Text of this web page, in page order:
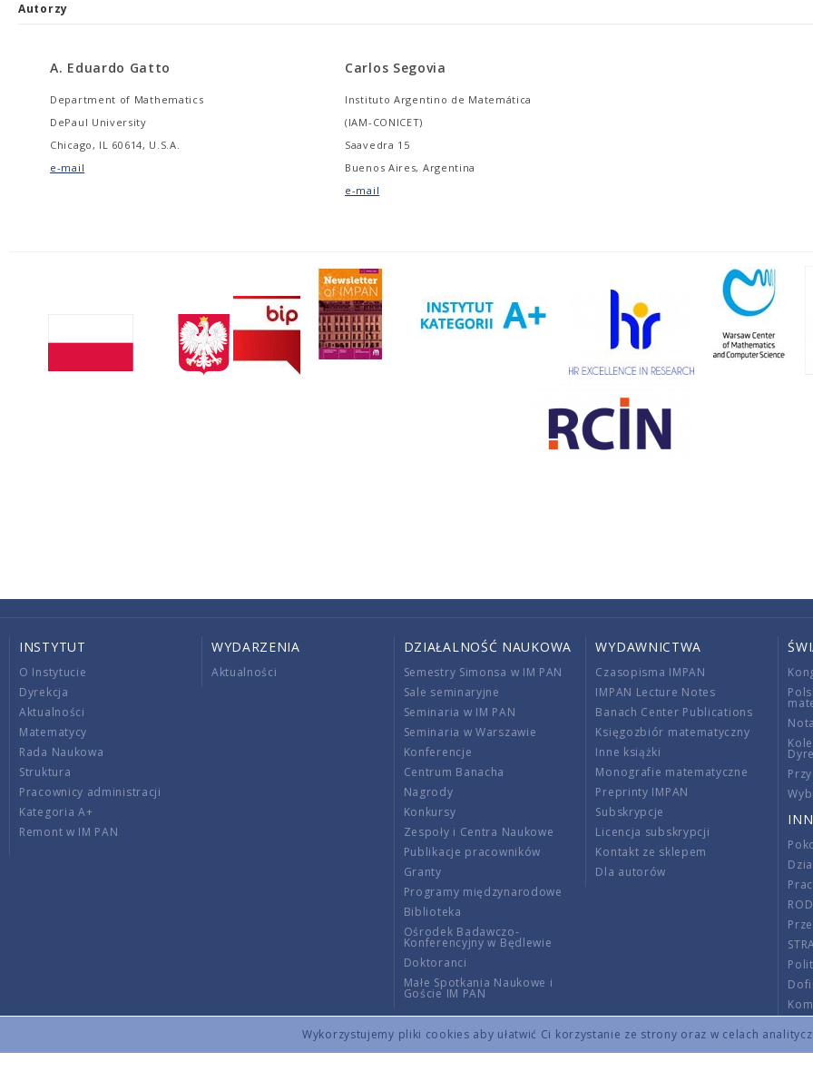
Wykorzystujemy pliki cookies aby ułatwić Ci korzystanie ze strony oraz w celach
Autorzy
A. Eduardo Gatto
Department of Mathematics
DePaul University
Chicago, IL 60614, U.S.A.
e-mail
Carlos Segovia
Instituto Argentino de Matemática
(IAM-CONICET)
Saavedra 15
Buenos Aires, Argentina
e-mail
INSTYTUT
O Instytucie
Dyrekcja
Aktualności
Matematycy
Rada Naukowa
Struktura
Pracownicy administracji
Kategoria A+
Remont w IM PAN
WYDARZENIA
Aktualności
DZIAŁALNOŚĆ NAUKOWA
Semestry Simonsa w IM PAN
Sale seminaryjne
Seminaria w IM PAN
Seminaria w Warszawie
Konferencje
Centrum Banacha
Nagrody
Konkursy
Zespoły i Centra Naukowe
Publikacje pracowników
Granty
Programy międzynarodowe
Biblioteka
Ośrodek Badawczo-
Konferencyjny w Będlewie
Doktoranci
Małe Spotkania Naukowe i
Goście IM PAN
WYDAWNICTWA
Czasopisma IMPAN
IMPAN Lecture Notes
Banach Center Publications
Księgozbiór matematyczny
Inne książki
Monografie matematyczne
Preprinty IMPAN
Subskrypcje
Licencja subskrypcji
Kontakt ze sklepem
Dla autorów